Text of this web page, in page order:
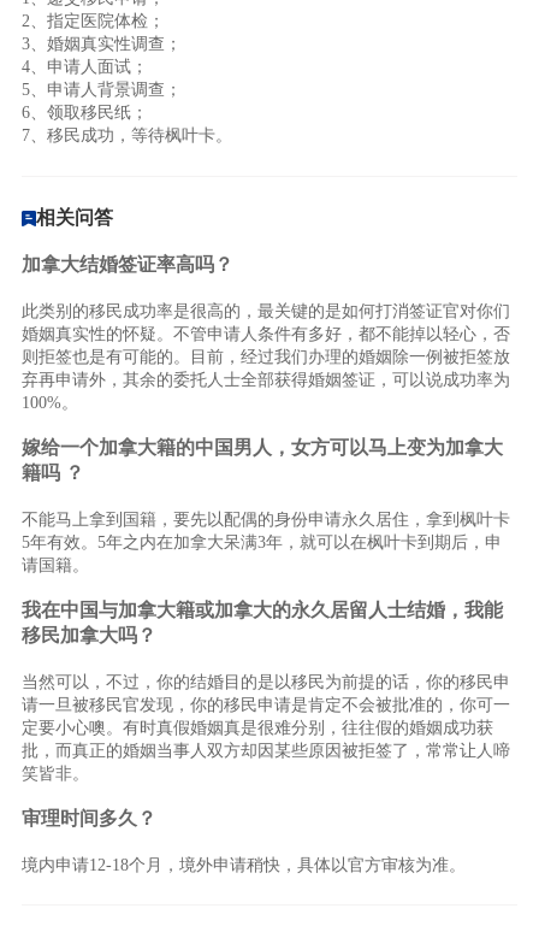
2、指定医院体检；
3、婚姻真实性调查；
4、申请人面试；
5、申请人背景调查；
6、领取移民纸；
7、移民成功，等待枫叶卡。
相关问答
加拿大结婚签证率高吗？
此类别的移民成功率是很高的，最关键的是如何打消签证官对你们
婚姻真实性的怀疑。不管申请人条件有多好，都不能掉以轻心，否
则拒签也是有可能的。目前，经过我们办理的婚姻除一例被拒签放
弃再申请外，其余的委托人士全部获得婚姻签证，可以说成功率为
100%。
嫁给一个加拿大籍的中国男人，女方可以马上变为加拿大
籍吗 ？
不能马上拿到国籍，要先以配偶的身份申请永久居住，拿到枫叶卡
5年有效。5年之内在加拿大呆满3年，就可以在枫叶卡到期后，申
请国籍。
我在中国与加拿大籍或加拿大的永久居留人士结婚，我能
移民加拿大吗？
当然可以，不过，你的结婚目的是以移民为前提的话，你的移民申
请一旦被移民官发现，你的移民申请是肯定不会被批准的，你可一
定要小心噢。有时真假婚姻真是很难分别，往往假的婚姻成功获
批，而真正的婚姻当事人双方却因某些原因被拒签了，常常让人啼
笑皆非。
审理时间多久？
境内申请12-18个月，境外申请稍快，具体以官方审核为准。